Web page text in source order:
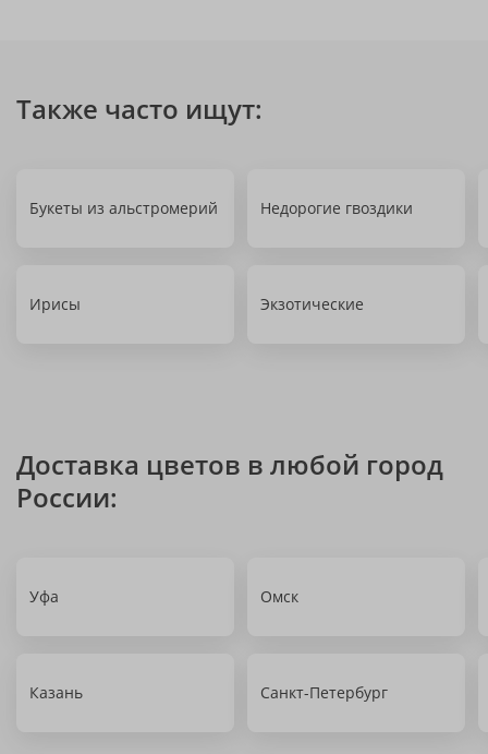
Также часто ищут:
Букеты из альстромерий Недорогие гвоздики
Ирисы Экзотические
Доставка цветов в любой город
России:
Уфа Омск
Казань Санкт-Петербург